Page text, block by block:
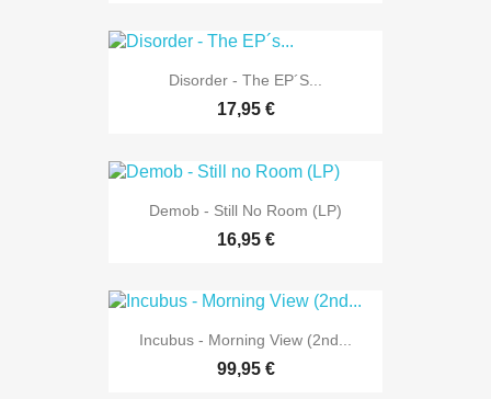
Disorder - The EP´s...
17,95 €
Demob - Still No Room (LP)
16,95 €
Incubus - Morning View (2nd...
99,95 €